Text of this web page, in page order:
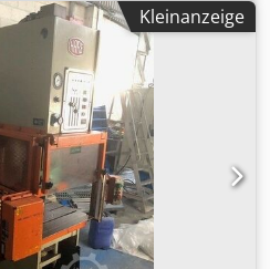
Tiefe 1500mm Kleinanzeige